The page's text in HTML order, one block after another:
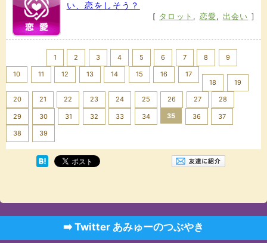
い、恋をしそう？
[ タロット , 恋愛, 出会い ]
1 2 3 4 5 6 7 8 9
10 11 12 13 14 15 16
17
18
19
20 21 22 23 24 25 26 27 28
29 30 31 32 33 34 35 36 37
38 39
➡️ Twitter あみゅーのつぶやき